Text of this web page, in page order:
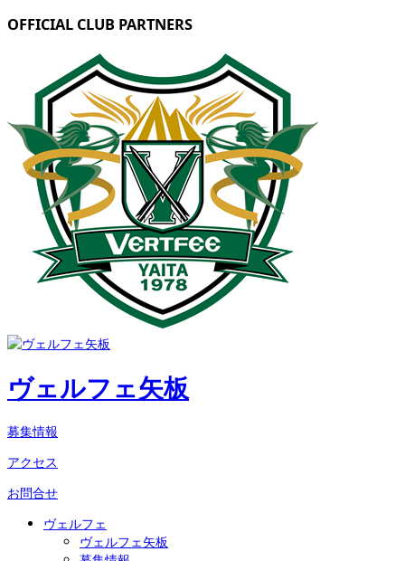
OFFICIAL CLUB PARTNERS
ヴェルフェ矢板
募集情報
アクセス
お問合せ
ヴェルフェ
ヴェルフェ矢板